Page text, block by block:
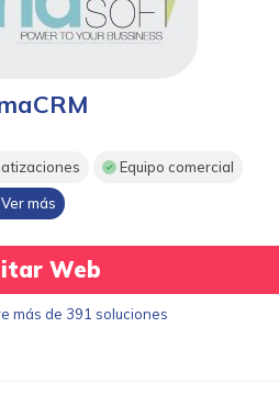
Equipo comercial
Ver más
Web
más de 391 soluciones